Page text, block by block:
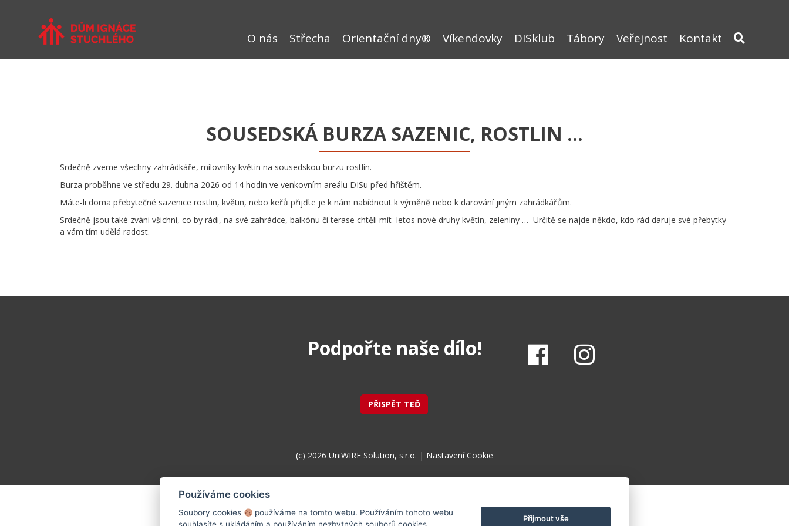
O nás Střecha Orientační dny® Víkendovky DISklub Tábory Veřejnost Kontakt
SOUSEDSKÁ BURZA SAZENIC, ROSTLIN …
Srdečně zveme všechny zahrádkáře, milovníky květin na sousedskou burzu rostlin.
Burza proběhne ve středu 29. dubna 2026 od 14 hodin ve venkovním areálu DISu před hřištěm.
Máte-li doma přebytečné sazenice rostlin, květin, nebo keřů přijďte je k nám nabídnout k výměně nebo k darování jiným zahrádkářům.
Srdečně jsou také zváni všichni, co by rádi, na své zahrádce, balkónu či terase chtěli mít letos nové druhy květin, zeleniny … Určitě se najde někdo, kdo rád daruje své přebytky
a vám tím udělá radost.
Podpořte naše dílo!
PŘISPĚT TEĎ
(c) 2026 UniWIRE Solution, s.r.o. | Nastavení Cookie
Používáme cookies
Soubory cookies
používáme na tomto webu. Používáním tohoto webu
Přijmout vše